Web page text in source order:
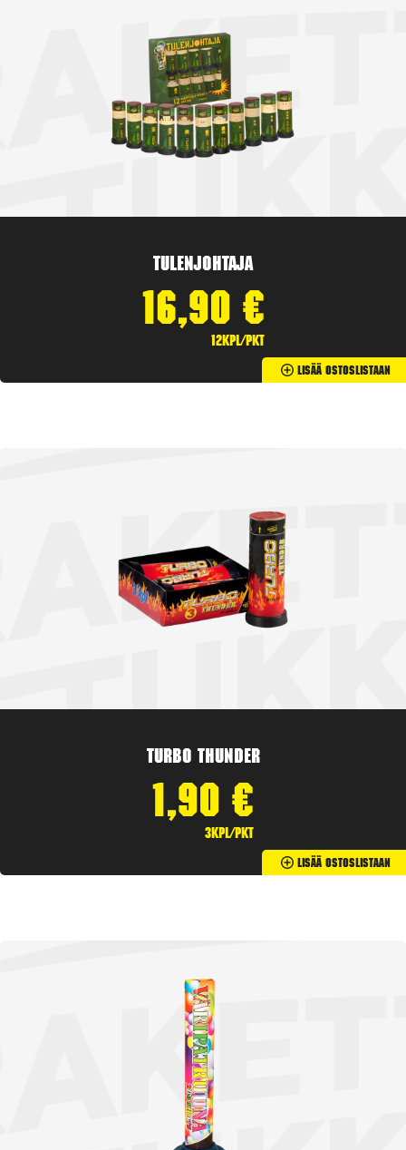
Tulenjohtaja
16,90 €
12kpl/pkt
Lisää Ostoslistaan
Turbo Thunder
1,90 €
3kpl/pkt
Lisää Ostoslistaan